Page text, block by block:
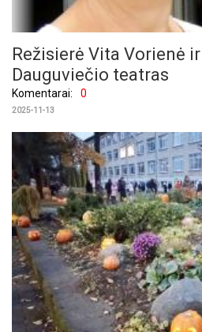
Režisierė Vita Vorienė
Dauguviečio teatras
Komentarai: 0
2025-11-13